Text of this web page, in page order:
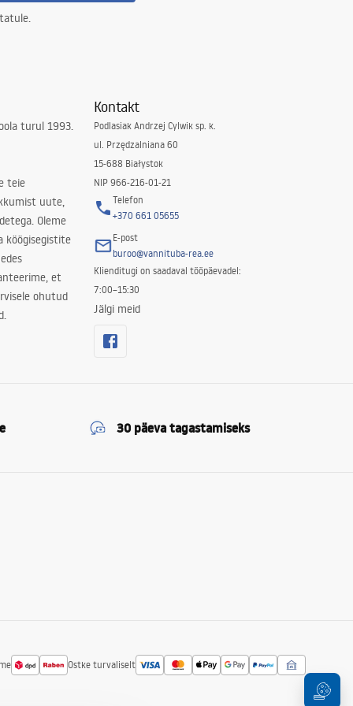
turul 1993.
teie
uute,
Oleme
köögisegistite
et
ohutud
Kontakt
Podlasiak Andrzej Cylwik sp. k.
ul. Przędzalniana 60
15-688 Białystok
NIP 966-216-01-21
Telefon
+370 661 05655
E-post
buroo@vannituba-rea.ee
Klienditugi on saadaval tööpäevadel:
7:00–15:30
Jälgi meid
30 päeva tagastamiseks
Ostke turvaliselt